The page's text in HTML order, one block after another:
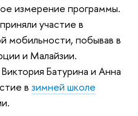
измерение программы.
участие в
мобильности, побывав в
и Малайзии.
Батурина и Анна
в зимней школе